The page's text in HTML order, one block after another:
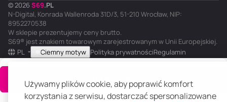
Używamy plików cookie, aby poprawić komfort
korzystania z serwisu, dostarczać spersonalizowane
Do koszyka
© 2026 S69.PL
N-Digital, Konrada Wallenroda 31D/3, 51-210 Wrocław, NIP:
8952270538
W sklepie prezentujemy ceny brutto.
S69® jest znakiem towarowym zarejestrowanym w Unii Europejskiej.
PL
Ciemny motyw Polityka prywatnościRegulamin